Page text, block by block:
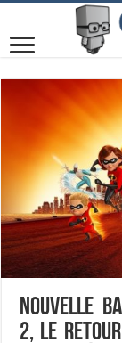
Nouvelle
2, le